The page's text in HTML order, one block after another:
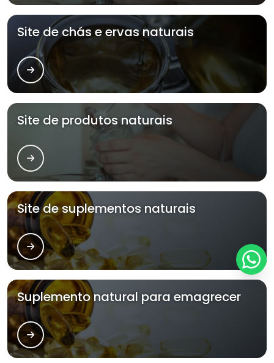
Site de chás e ervas naturais
Site de produtos naturais
Site de suplementos naturais
Suplemento natural para emagrecer